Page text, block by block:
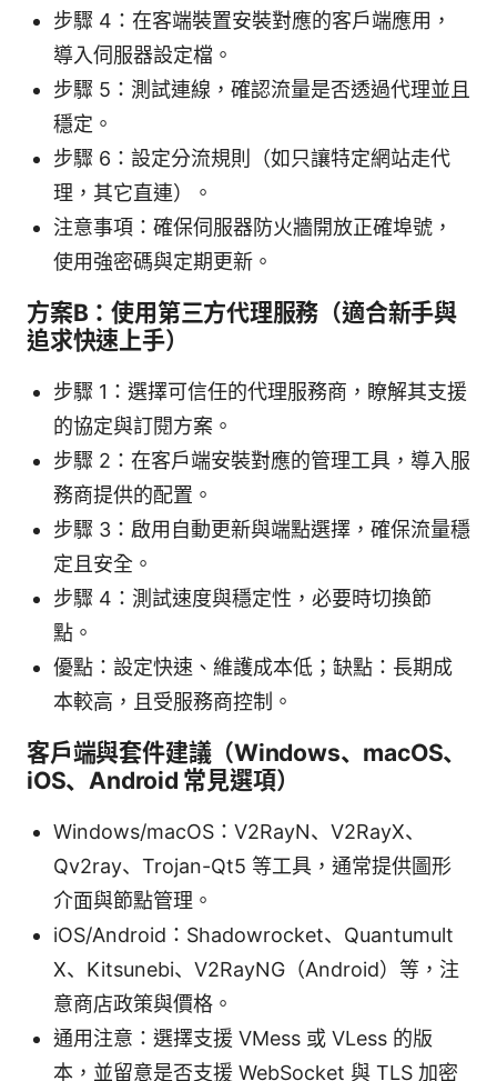
步驟 4：在客端裝置安裝對應的客戶端應用，
導入伺服器設定檔。
步驟 5：測試連線，確認流量是否透過代理並且
穩定。
步驟 6：設定分流規則（如只讓特定網站走代
理，其它直連）。
注意事項：確保伺服器防火牆開放正確埠號，
使用強密碼與定期更新。
方案B：使用第三方代理服務（適合新手與
追求快速上手）
步驟 1：選擇可信任的代理服務商，瞭解其支援
的協定與訂閱方案。
步驟 2：在客戶端安裝對應的管理工具，導入服
務商提供的配置。
步驟 3：啟用自動更新與端點選擇，確保流量穩
定且安全。
步驟 4：測試速度與穩定性，必要時切換節
點。
優點：設定快速、維護成本低；缺點：長期成
本較高，且受服務商控制。
客戶端與套件建議（Windows、macOS、
iOS、Android 常見選項）
Windows/macOS：V2RayN、V2RayX、
Qv2ray、Trojan-Qt5 等工具，通常提供圖形
介面與節點管理。
iOS/Android：Shadowrocket、Quantumult
X、Kitsunebi、V2RayNG（Android）等，注
意商店政策與價格。
通用注意：選擇支援 VMess 或 VLess 的版
本，並留意是否支援 WebSocket 與 TLS 加密